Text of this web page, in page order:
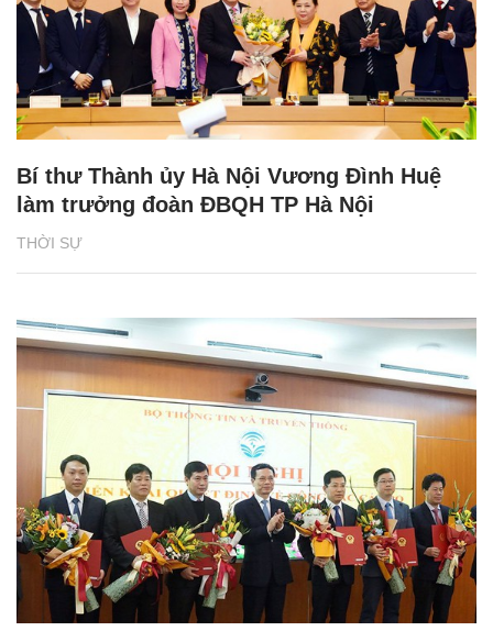
THỜI SỰ
Bí thư Thành ủy Hà Nội Vương Đình Huệ
làm trưởng đoàn ĐBQH TP Hà Nội